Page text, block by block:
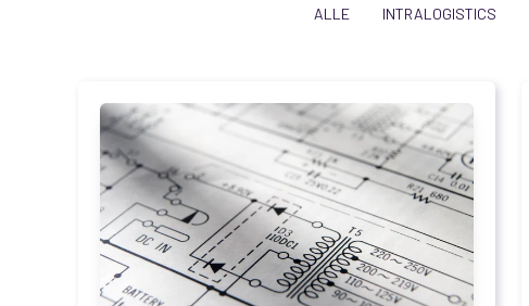
ALLE INTRALOGISTICS